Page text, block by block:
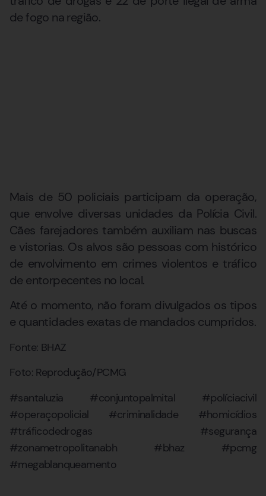
de fogo na região.
Mais de 50 policiais participam da operação,
que envolve diversas unidades da Polícia Civil.
Cães farejadores também auxiliam nas buscas
e vistorias. Os alvos são pessoas com histórico
de envolvimento em crimes violentos e tráfico
de entorpecentes no local.
Até o momento, não foram divulgados os tipos
e quantidades exatas de mandados cumpridos.
Fonte: BHAZ
Foto: Reprodução/PCMG
#santaluzia #conjuntopalmital #políciacivil
#operaçopolicial #criminalidade #homicídios
#tráficodedrogas #segurança
#zonametropolitanabh #bhaz #pcmg
#megablanqueamento